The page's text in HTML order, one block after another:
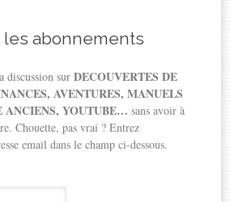
les abonnements
discussion surDECOUVERTES DE
AVENTURES, MANUELS
ANCIENS, YOUTUBE… sans avoir à
Chouette, pas vrai ? Entrez
email dans le champ ci-dessous.